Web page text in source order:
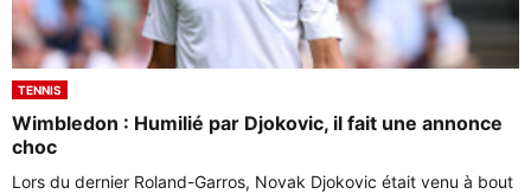
TENNIS
Wimbledon : Humilié par Djokovic, il fait une annonce
choc
Lors du dernier Roland-Garros, Novak Djokovic était venu à bout